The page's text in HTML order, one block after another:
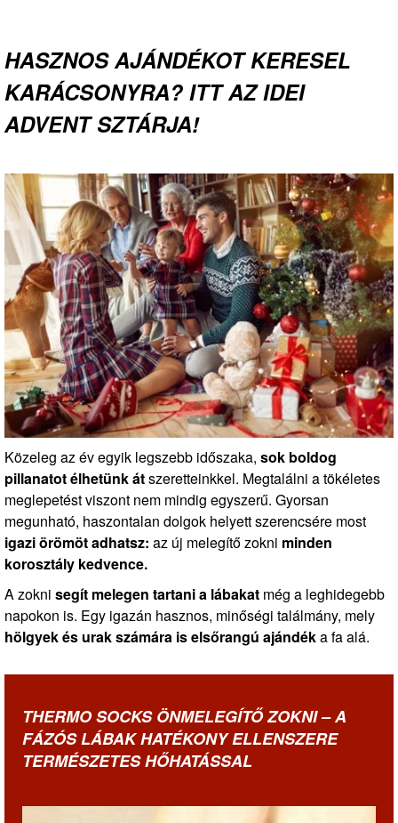
HASZNOS AJÁNDÉKOT KERESEL
KARÁCSONYRA? ITT AZ IDEI
ADVENT SZTÁRJA!
Közeleg az év egyik legszebb időszaka, sok boldog
pillanatot élhetünk átszeretteinkkel. Megtalálni a tökéletes
meglepetést viszont nem mindig egyszerű. Gyorsan
megunható, haszontalan dolgok helyett szerencsére most
igazi örömöt adhatsz: az új melegítő zokni minden
korosztály kedvence.
A zokni segít melegen tartani a lábakat még a leghidegebb
napokon is. Egy igazán hasznos, minőségi találmány, mely
hölgyek és urak számára is elsőrangú ajándéka fa alá.
THERMO SOCKS ÖNMELEGÍTŐ ZOKNI – A
FÁZÓS LÁBAK HATÉKONY ELLENSZERE
TERMÉSZETES HŐHATÁSSAL